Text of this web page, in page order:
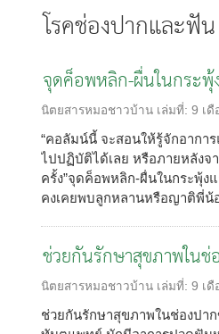
โรคช่องปากและฟัน
จุดค็อพหลิก-ผื่นในกระพุ้
นิตยสารหมอชาวบ้าน เล่มที่: 9 เดื
“คอลัมน์นี้ จะสอนให้รู้จักอากา
ไปปฏิบัติได้เลย หรือภายหลังจ
ครั้ง”จุดค็อพหลิก-ผื่นในกระพุ้
คงเคยพบลูกหลานหรือญาติพี่น้
ช่วยกันรักษาสุขภาพในช่
นิตยสารหมอชาวบ้าน เล่มที่: 9 เดื
ช่วยกันรักษาสุขภาพในช่องปาก